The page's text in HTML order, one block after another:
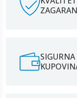
SIGURNA